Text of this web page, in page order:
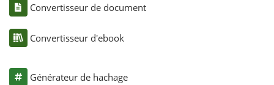
Convertisseur de document
Convertisseur d'ebook
Générateur de hachage